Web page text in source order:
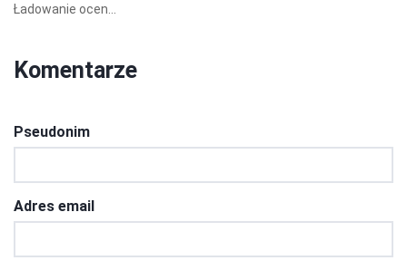
Ładowanie ocen...
Komentarze
Pseudonim
Adres email